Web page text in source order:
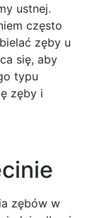
ustnej.
często
zęby u
się, aby
typu
zęby i
zębów w